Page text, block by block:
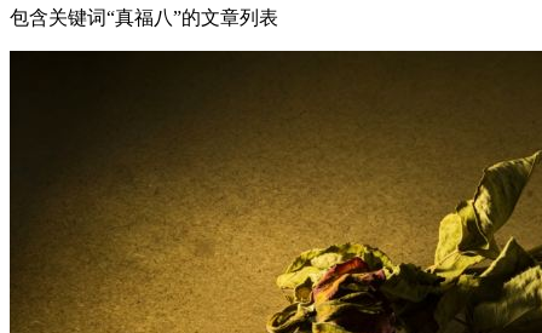
包含关键词“真福八”的文章列表